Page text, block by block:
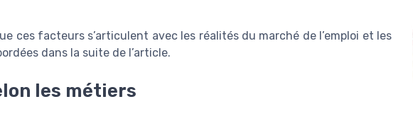
ces facteurs s’articulent avec les réalités du marché de l’emploi et les
dans la suite de l’article.
les métiers